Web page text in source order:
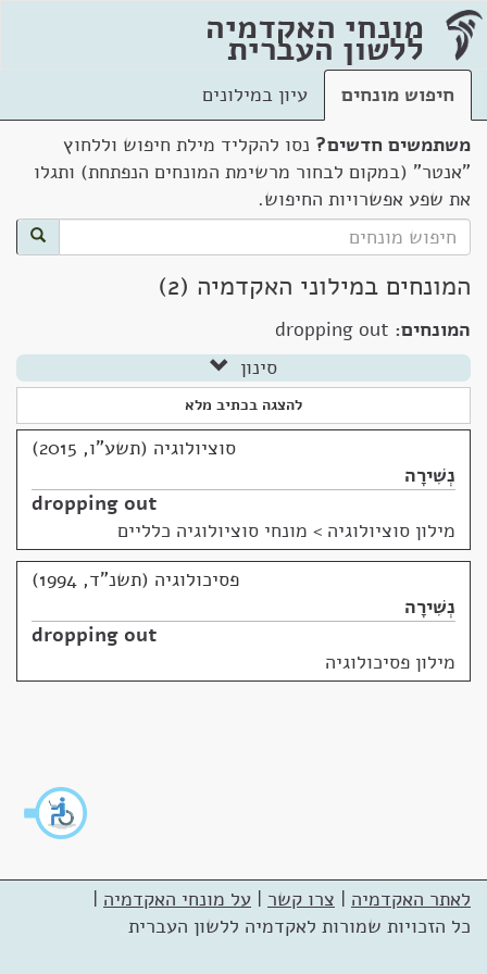
מונחי האקדמיה
ללשון העברית
חיפוש מונחים
עיון במילונים
משתמשים חדשים? נסו להקליד מילת חיפוש וללחוץ
"אנטר" (במקום לבחור מרשימת המונחים הנפתחת) ותגלו
את שפע אפשרויות החיפוש.
המונחים במילוני האקדמיה (2)
המונחים: dropping out
סינון
להצגה בכתיב מלא
סוציולוגיה (תשע"ו, 2015)
נְשִׁירָה
dropping out
מילון סוציולוגיה > מונחי סוציולוגיה כלליים
פסיכולוגיה (תשנ"ד, 1994)
נְשִׁירָה
dropping out
מילון פסיכולוגיה
לאתר האקדמיה | צרו קשר | על מונחי האקדמיה |
כל הזכויות שמורות לאקדמיה ללשון העברית